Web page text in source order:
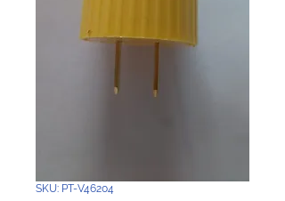
SKU: PT-V46204